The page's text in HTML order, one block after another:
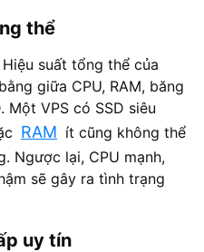
thể
suất tổng thể của
giữa CPU, RAM, băng
Một VPS có SSD siêu
RAM ít cũng không thể
Ngược lại, CPU mạnh,
sẽ gây ra tình trạng
uy tín